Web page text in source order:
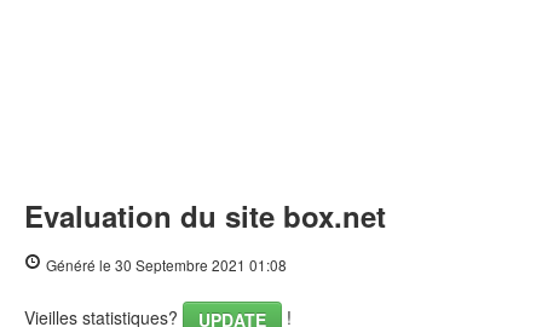
Evaluation du site box.net
Généré le 30 Septembre 2021 01:08
Vieilles statistiques? UPDATE !